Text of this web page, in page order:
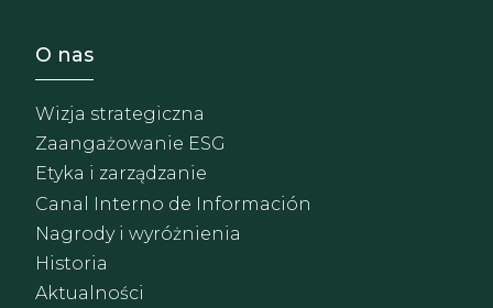
Footer - Sobre Nosotros
O nas
Wizja strategiczna
Zaangażowanie ESG
Etyka i zarządzanie
Canal Interno de Información
Nagrody i wyróżnienia
Historia
Aktualności